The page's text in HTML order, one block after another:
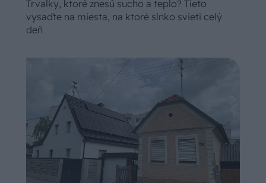
Trvalky, ktoré znesú sucho a teplo? Tieto
vysaďte na miesta, na ktoré slnko svieti celý
deň